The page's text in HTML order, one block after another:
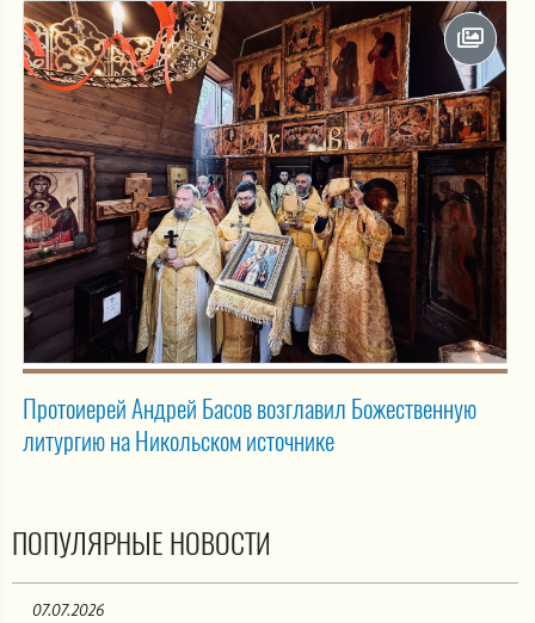
Протоиерей Андрей Басов возглавил Божественную
литургию на Никольском источнике
ПОПУЛЯРНЫЕ НОВОСТИ
07.07.2026